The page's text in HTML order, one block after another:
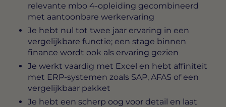
relevante mbo 4-opleiding gecombineerd
met aantoonbare werkervaring
Je hebt nul tot twee jaar ervaring in een
vergelijkbare functie; een stage binnen
finance wordt ook als ervaring gezien
Je werkt vaardig met Excel en hebt affiniteit
met ERP-systemen zoals SAP, AFAS of een
vergelijkbaar pakket
Je hebt een scherp oog voor detail en laat